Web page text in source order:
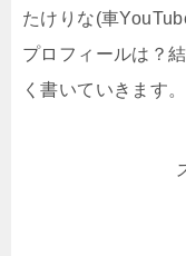
たけりな(車
プロフィールは？
く書いていきます。